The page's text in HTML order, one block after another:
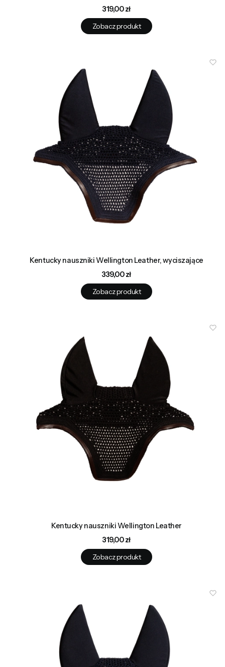
Cena
319,00 zł
Zobacz produkt
Kentucky nauszniki Wellington Leather, wyciszające
Cena
339,00 zł
Zobacz produkt
Kentucky nauszniki Wellington Leather
Cena
319,00 zł
Zobacz produkt